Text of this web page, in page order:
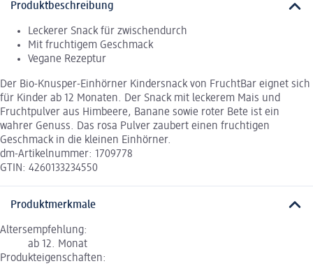
Produktbeschreibung
Leckerer Snack für zwischendurch
Mit fruchtigem Geschmack
Vegane Rezeptur
Der Bio-Knusper-Einhörner Kindersnack von FruchtBar eignet sich
für Kinder ab 12 Monaten. Der Snack mit leckerem Mais und
Fruchtpulver aus Himbeere, Banane sowie roter Bete ist ein
wahrer Genuss. Das rosa Pulver zaubert einen fruchtigen
Geschmack in die kleinen Einhörner.
dm-Artikelnummer: 1709778
GTIN: 4260133234550
Produktmerkmale
Altersempfehlung:
ab 12. Monat
Produkteigenschaften: